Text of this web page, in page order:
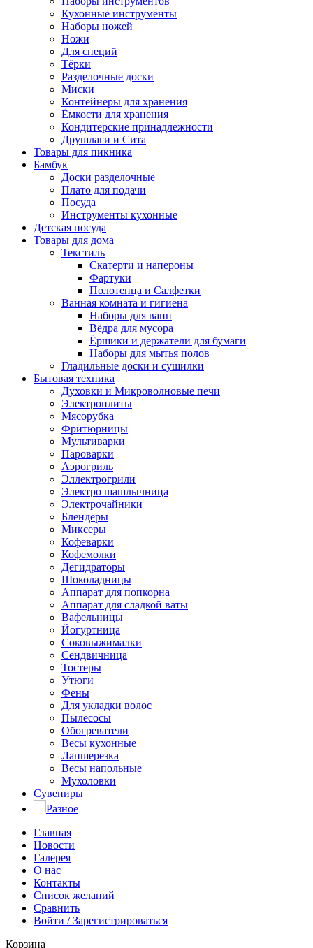
Кухонные инструменты
Наборы ножей
Ножи
Для специй
Тёрки
Разделочные доски
Миски
Контейнеры для хранения
Ёмкости для хранения
Кондитерские принадлежности
Друшлаги и Сита
Товары для пикника
Бамбук
Доски разделочные
Плато для подачи
Посуда
Инструменты кухонные
Детская посуда
Товары для дома
Текстиль
Скатерти и напероны
Фартуки
Полотенца и Салфетки
Ванная комната и гигиена
Наборы для ванн
Вёдра для мусора
Ёршики и держатели для бумаги
Наборы для мытья полов
Гладильные доски и сушилки
Бытовая техника
Духовки и Микроволновые печи
Электроплиты
Мясорубка
Фритюрницы
Мультиварки
Пароварки
Аэрогриль
Эллектрогрили
Электро шашлычница
Электрочайники
Блендеры
Миксеры
Кофеварки
Кофемолки
Дегидраторы
Шоколадницы
Аппарат для попкорна
Аппарат для сладкой ваты
Вафельницы
Йогуртница
Соковыжималки
Сендвичница
Тостеры
Утюги
Фены
Для укладки волос
Пылесосы
Обогреватели
Весы кухонные
Лапшерезка
Весы напольные
Мухоловки
Сувениры
Разное
Главная
Новости
Галерея
О нас
Контакты
Список желаний
Сравнить
Войти / Зарегистрироваться
Корзина